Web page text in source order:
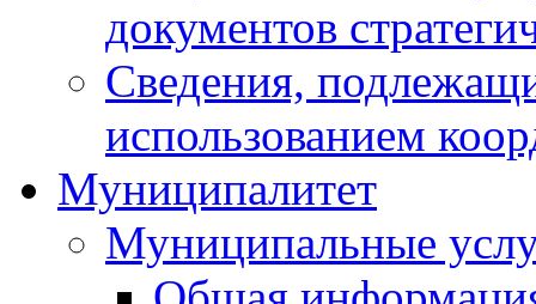
документов
Сведения,
использованием
Муниципалитет
Муниципальные